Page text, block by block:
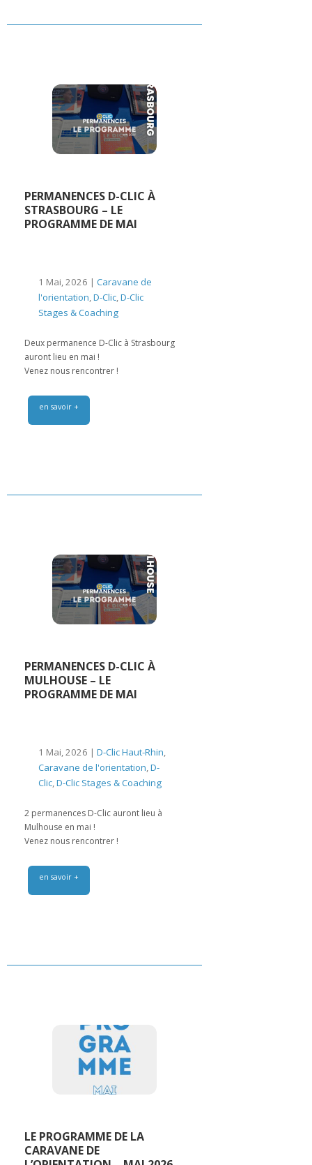
PERMANENCES D-CLIC À
STRASBOURG – LE
PROGRAMME DE MAI
1 Mai, 2026 | Caravane de
l'orientation,D-Clic,D-Clic
Stages & Coaching
Deux permanence D-Clic à Strasbourg
auront lieu en mai !
Venez nous rencontrer !
en savoir +
PERMANENCES D-CLIC À
MULHOUSE – LE
PROGRAMME DE MAI
1 Mai, 2026 | D-Clic Haut-Rhin,
Caravane de l'orientation,D-
Clic,D-Clic Stages & Coaching
2 permanences D-Clic auront lieu à
Mulhouse en mai !
Venez nous rencontrer !
en savoir +
LE PROGRAMME DE LA
CARAVANE DE